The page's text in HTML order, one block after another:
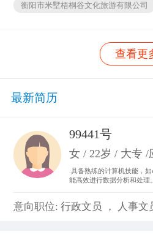
衡阳市米墅梧桐谷文化旅游有限公司
查看更
最新简历
99441号
女 / 22岁 / 大专 /
.具备熟练的计算机技能，
能高效进行数据分析和处理
度参与”为行动准则。。
意向职位: 行政文员 ， 人事文